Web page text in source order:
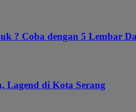
? Coba dengan 5 Lembar
Lagend di Kota Serang